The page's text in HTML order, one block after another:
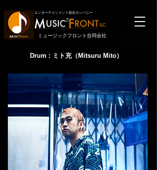
エンターテインメント総合カンパニー
LLC.
ミュージックフロント合同会社
Drum : ミト充（Mitsuru Mito）